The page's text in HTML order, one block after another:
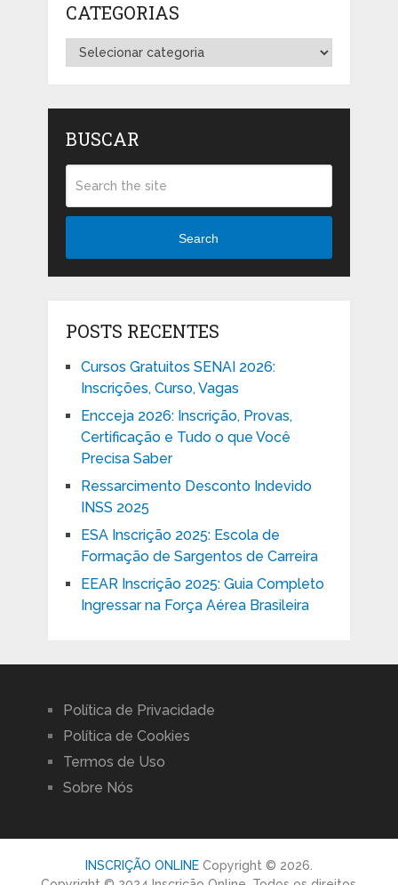
CATEGORIAS
Categorias
BUSCAR
Search
POSTS RECENTES
Cursos Gratuitos SENAI 2026:
Inscrições, Curso, Vagas
Encceja 2026: Inscrição, Provas,
Certificação e Tudo o que Você
Precisa Saber
Ressarcimento Desconto Indevido
INSS 2025
ESA Inscrição 2025: Escola de
Formação de Sargentos de Carreira
EEAR Inscrição 2025: Guia Completo
Ingressar na Força Aérea Brasileira
Política de Privacidade
Política de Cookies
Termos de Uso
Sobre Nós
INSCRIÇÃO ONLINECopyright © 2026.